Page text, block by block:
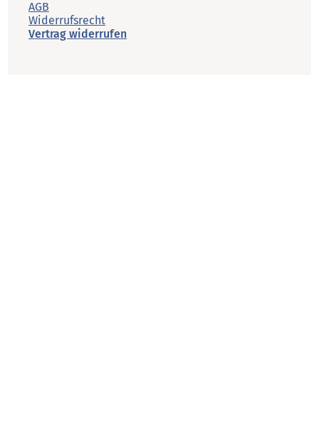
AGB
Widerrufsrecht
Vertrag widerrufen